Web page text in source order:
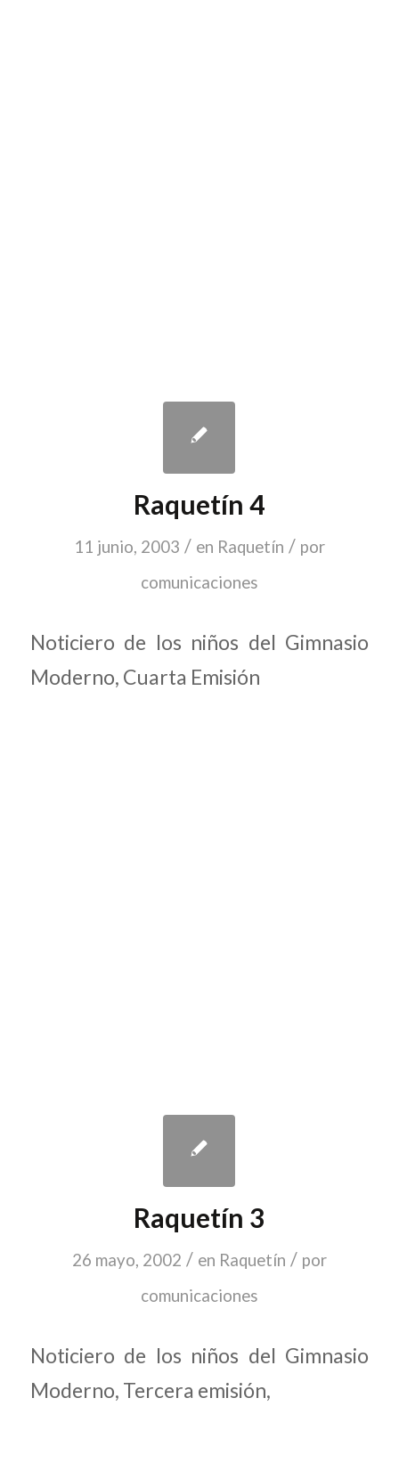
Raquetín 4
11 junio, 2003 / en Raquetín / por
comunicaciones
Noticiero de los niños del Gimnasio
Moderno, Cuarta Emisión
Raquetín 3
26 mayo, 2002 / en Raquetín / por
comunicaciones
Noticiero de los niños del Gimnasio
Moderno, Tercera emisión,